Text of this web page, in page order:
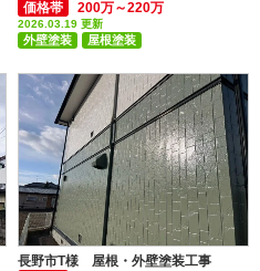
価格帯
200万～220万
2026.03.19 更新
外壁塗装
屋根塗装
長野市T様 屋根・外壁塗装工事